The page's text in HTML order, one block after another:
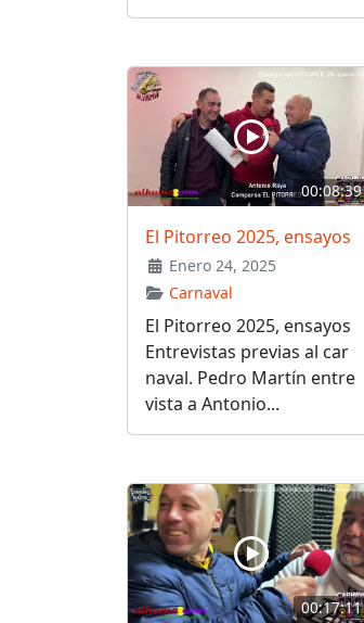
00:08:39
El Pitorreo 2025, ensayos
Enero 24, 2025
Carnaval
El Pitorreo 2025, ensayos
Entrevistas previas al car
naval. Pedro Martín entre
vista a Antonio...
00:17:11